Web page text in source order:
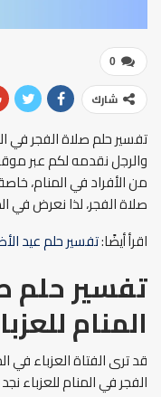
0
شارك
تفسير حلم صلاة الفجر في
والرجل نقدمه لكم عبر
من الأفراد في المنام،
صلاة الفجر، لذا نعرض في
اقرأ أيضًا:تفسير حلم عيد
تفسير حلم
المنام
قد ترى الفتاة العزباء في
الفجر في المنام للعزباء